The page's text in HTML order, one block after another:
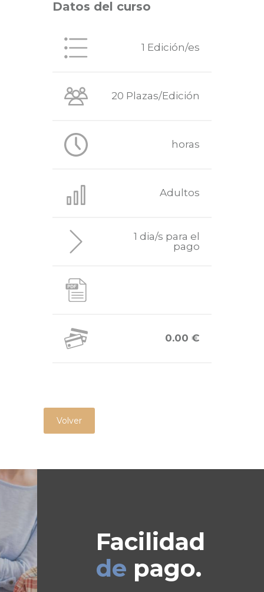
Datos del curso
1 Edición/es
20 Plazas/Edición
horas
Adultos
1 dia/s para el
pago
0.00 €
Volver
Facilidad
de pago.